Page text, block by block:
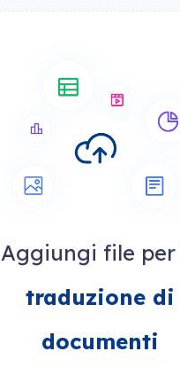
Aggiungi file per
traduzione di
documenti